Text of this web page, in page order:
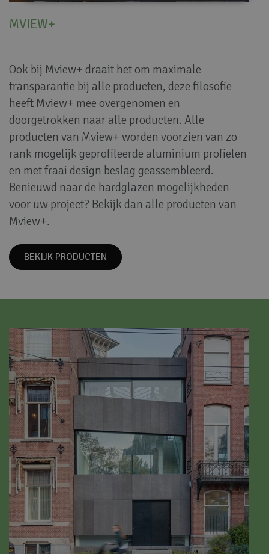
MVIEW+
Ook bij Mview+ draait het om maximale
transparantie bij alle producten, deze filosofie
heeft Mview+ mee overgenomen en
doorgetrokken naar alle producten. Alle
producten van Mview+ worden voorzien van zo
rank mogelijk geprofileerde aluminium profielen
en met fraai design beslag geassembleerd.
Benieuwd naar de hardglazen mogelijkheden
voor uw project? Bekijk dan alle producten van
Mview+.
BEKIJK PRODUCTEN